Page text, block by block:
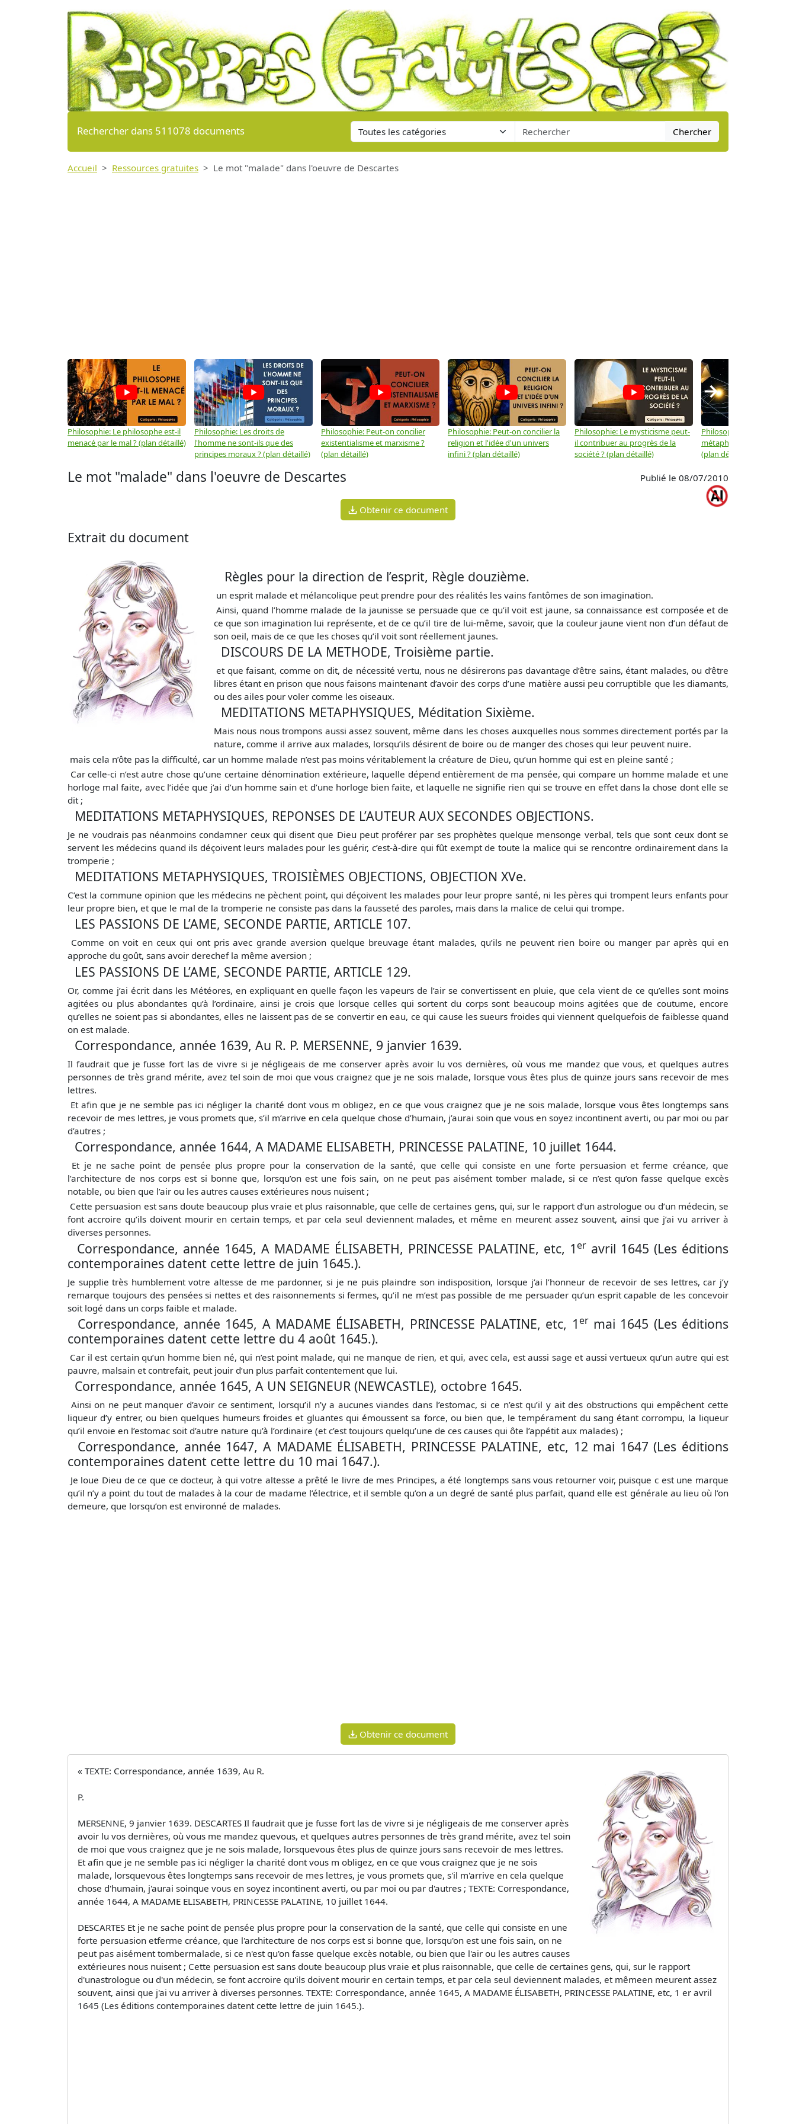
Rechercher dans 511078 documents Chercher
Accueil Ressources gratuites Le mot "malade" dans l'oeuvre de Descartes
Philosophie: Le philosophe est-il
menacé par le mal ? (plan détaillé)
Philosophie: Les droits de
l'homme ne sont-ils que des
principes moraux ? (plan détaillé)
Philosophie: Peut-on concilier
existentialisme et marxisme ?
(plan détaillé)
Philosophie: Peut-on concilier la
religion et l'idée d'un univers
infini ? (plan détaillé)
Philosophie: Le mysticisme peut-
il contribuer au progrès de la
société ? (plan détaillé)
Philosophie: Peut-on lier la
métaphysique à la
(plan détaillé)
→
Le mot "malade" dans l'oeuvre de Descartes Publié le 08/07/2010
Obtenir ce document
Extrait du document
Règles pour la direction de l’esprit, Règle douzième.
un esprit malade et mélancolique peut prendre pour des réalités les vains fantômes de son imagination.
Ainsi, quand l’homme malade de la jaunisse se persuade que ce qu’il voit est jaune, sa connaissance est composée et de
ce que son imagination lui représente, et de ce qu’il tire de lui-même, savoir, que la couleur jaune vient non d’un défaut de
son oeil, mais de ce que les choses qu’il voit sont réellement jaunes.
DISCOURS DE LA METHODE, Troisième partie.
et que faisant, comme on dit, de nécessité vertu, nous ne désirerons pas davantage d’être sains, étant malades, ou d’être
libres étant en prison que nous faisons maintenant d’avoir des corps d’une matière aussi peu corruptible que les diamants,
ou des ailes pour voler comme les oiseaux.
MEDITATIONS METAPHYSIQUES, Méditation Sixième.
Mais nous nous trompons aussi assez souvent, même dans les choses auxquelles nous sommes directement portés par la
nature, comme il arrive aux malades, lorsqu’ils désirent de boire ou de manger des choses qui leur peuvent nuire.
mais cela n’ôte pas la difficulté, car un homme malade n’est pas moins véritablement la créature de Dieu, qu’un homme qui est en pleine santé ;
Car celle-ci n’est autre chose qu’une certaine dénomination extérieure, laquelle dépend entièrement de ma pensée, qui compare un homme malade et une
horloge mal faite, avec l’idée que j’ai d’un homme sain et d’une horloge bien faite, et laquelle ne signifie rien qui se trouve en effet dans la chose dont elle se
dit ;
MEDITATIONS METAPHYSIQUES, REPONSES DE L’AUTEUR AUX SECONDES OBJECTIONS.
Je ne voudrais pas néanmoins condamner ceux qui disent que Dieu peut proférer par ses prophètes quelque mensonge verbal, tels que sont ceux dont se
servent les médecins quand ils déçoivent leurs malades pour les guérir, c’est-à-dire qui fût exempt de toute la malice qui se rencontre ordinairement dans la
tromperie ;
MEDITATIONS METAPHYSIQUES, TROISIÈMES OBJECTIONS, OBJECTION XVe.
C’est la commune opinion que les médecins ne pèchent point, qui déçoivent les malades pour leur propre santé, ni les pères qui trompent leurs enfants pour
leur propre bien, et que le mal de la tromperie ne consiste pas dans la fausseté des paroles, mais dans la malice de celui qui trompe.
LES PASSIONS DE L’AME, SECONDE PARTIE, ARTICLE 107.
Comme on voit en ceux qui ont pris avec grande aversion quelque breuvage étant malades, qu’ils ne peuvent rien boire ou manger par après qui en
approche du goût, sans avoir derechef la même aversion ;
LES PASSIONS DE L’AME, SECONDE PARTIE, ARTICLE 129.
Or, comme j’ai écrit dans les Météores, en expliquant en quelle façon les vapeurs de l’air se convertissent en pluie, que cela vient de ce qu’elles sont moins
agitées ou plus abondantes qu’à l’ordinaire, ainsi je crois que lorsque celles qui sortent du corps sont beaucoup moins agitées que de coutume, encore
qu’elles ne soient pas si abondantes, elles ne laissent pas de se convertir en eau, ce qui cause les sueurs froides qui viennent quelquefois de faiblesse quand
on est malade.
Correspondance, année 1639, Au R. P. MERSENNE, 9 janvier 1639.
Il faudrait que je fusse fort las de vivre si je négligeais de me conserver après avoir lu vos dernières, où vous me mandez que vous, et quelques autres
personnes de très grand mérite, avez tel soin de moi que vous craignez que je ne sois malade, lorsque vous êtes plus de quinze jours sans recevoir de mes
lettres.
Et afin que je ne semble pas ici négliger la charité dont vous m obligez, en ce que vous craignez que je ne sois malade, lorsque vous êtes longtemps sans
recevoir de mes lettres, je vous promets que, s’il m’arrive en cela quelque chose d’humain, j’aurai soin que vous en soyez incontinent averti, ou par moi ou par
d’autres ;
Correspondance, année 1644, A MADAME ELISABETH, PRINCESSE PALATINE, 10 juillet 1644.
Et je ne sache point de pensée plus propre pour la conservation de la santé, que celle qui consiste en une forte persuasion et ferme créance, que
l’architecture de nos corps est si bonne que, lorsqu’on est une fois sain, on ne peut pas aisément tomber malade, si ce n’est qu’on fasse quelque excès
notable, ou bien que l’air ou les autres causes extérieures nous nuisent ;
Cette persuasion est sans doute beaucoup plus vraie et plus raisonnable, que celle de certaines gens, qui, sur le rapport d’un astrologue ou d’un médecin, se
font accroire qu’ils doivent mourir en certain temps, et par cela seul deviennent malades, et même en meurent assez souvent, ainsi que j’ai vu arriver à
diverses personnes.
Correspondance, année 1645, A MADAME ÉLISABETH, PRINCESSE PALATINE, etc, 1 er avril 1645 (Les éditions
contemporaines datent cette lettre de juin 1645.).
Je supplie très humblement votre altesse de me pardonner, si je ne puis plaindre son indisposition, lorsque j’ai l’honneur de recevoir de ses lettres, car j’y
remarque toujours des pensées si nettes et des raisonnements si fermes, qu’il ne m’est pas possible de me persuader qu’un esprit capable de les concevoir
soit logé dans un corps faible et malade.
Correspondance, année 1645, A MADAME ÉLISABETH, PRINCESSE PALATINE, etc, 1 ermai 1645 (Les éditions
contemporaines datent cette lettre du 4 août 1645.).
Car il est certain qu’un homme bien né, qui n’est point malade, qui ne manque de rien, et qui, avec cela, est aussi sage et aussi vertueux qu’un autre qui est
pauvre, malsain et contrefait, peut jouir d’un plus parfait contentement que lui.
Correspondance, année 1645, A UN SEIGNEUR (NEWCASTLE), octobre 1645.
Ainsi on ne peut manquer d’avoir ce sentiment, lorsqu’il n’y a aucunes viandes dans l’estomac, si ce n’est qu’il y ait des obstructions qui empêchent cette
liqueur d’y entrer, ou bien quelques humeurs froides et gluantes qui émoussent sa force, ou bien que, le tempérament du sang étant corrompu, la liqueur
qu’il envoie en l’estomac soit d’autre nature qu’à l’ordinaire (et c’est toujours quelqu’une de ces causes qui ôte l’appétit aux malades) ;
Correspondance, année 1647, A MADAME ÉLISABETH, PRINCESSE PALATINE, etc, 12 mai 1647 (Les éditions
contemporaines datent cette lettre du 10 mai 1647.).
Je loue Dieu de ce que ce docteur, à qui votre altesse a prêté le livre de mes Principes, a été longtemps sans vous retourner voir, puisque c est une marque
qu’il n’y a point du tout de malades à la cour de madame l’électrice, et il semble qu’on a un degré de santé plus parfait, quand elle est générale au lieu où l’on
demeure, que lorsqu’on est environné de malades.
Obtenir ce document
« TEXTE: Correspondance, année 1639, Au R.
P.
MERSENNE, 9 janvier 1639. DESCARTES Il faudrait que je fusse fort las de vivre si je négligeais de me conserver après
avoir lu vos dernières, où vous me mandez quevous, et quelques autres personnes de très grand mérite, avez tel soin
de moi que vous craignez que je ne sois malade, lorsquevous êtes plus de quinze jours sans recevoir de mes lettres.
Et afin que je ne semble pas ici négliger la charité dont vous m obligez, en ce que vous craignez que je ne sois
malade, lorsquevous êtes longtemps sans recevoir de mes lettres, je vous promets que, s'il m'arrive en cela quelque
chose d'humain, j'aurai soinque vous en soyez incontinent averti, ou par moi ou par d'autres ; TEXTE: Correspondance,
année 1644, A MADAME ELISABETH, PRINCESSE PALATINE, 10 juillet 1644.
DESCARTES Et je ne sache point de pensée plus propre pour la conservation de la santé, que celle qui consiste en une
forte persuasion etferme créance, que l'architecture de nos corps est si bonne que, lorsqu'on est une fois sain, on ne
peut pas aisément tombermalade, si ce n'est qu'on fasse quelque excès notable, ou bien que l'air ou les autres causes
extérieures nous nuisent ; Cette persuasion est sans doute beaucoup plus vraie et plus raisonnable, que celle de certaines gens, qui, sur le rapport
d'unastrologue ou d'un médecin, se font accroire qu'ils doivent mourir en certain temps, et par cela seul deviennent malades, et mêmeen meurent assez
souvent, ainsi que j'ai vu arriver à diverses personnes. TEXTE: Correspondance, année 1645, A MADAME ÉLISABETH, PRINCESSE PALATINE, etc, 1 er avril
1645 (Les éditions contemporaines datent cette lettre de juin 1645.).